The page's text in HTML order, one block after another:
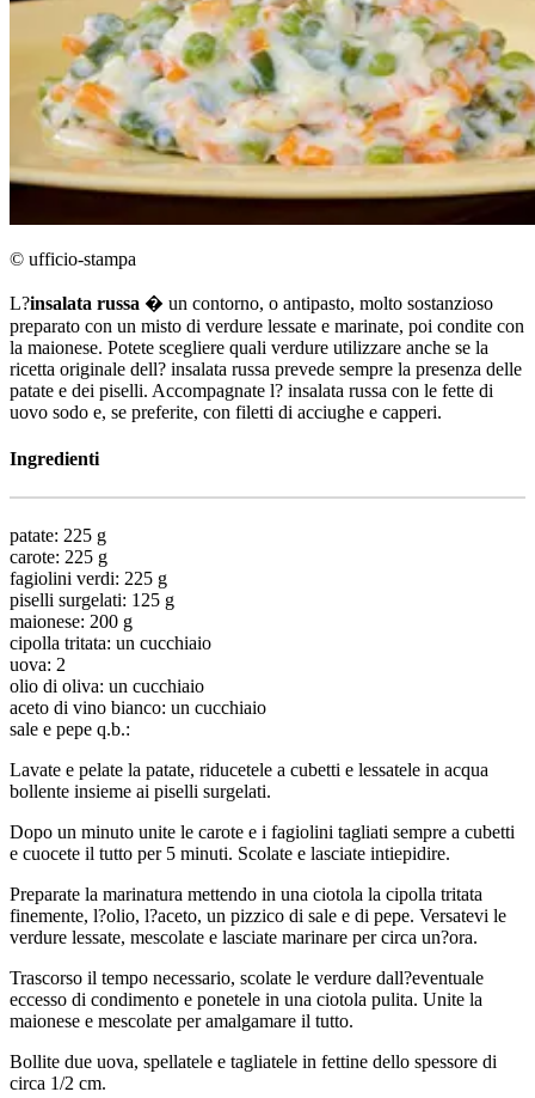
© ufficio-stampa
L?insalata russa � un contorno, o antipasto, molto sostanzioso
preparato con un misto di verdure lessate e marinate, poi condite con
la maionese. Potete scegliere quali verdure utilizzare anche se la
ricetta originale dell? insalata russa prevede sempre la presenza delle
patate e dei piselli. Accompagnate l? insalata russa con le fette di
uovo sodo e, se preferite, con filetti di acciughe e capperi.
Ingredienti
patate: 225 g
carote: 225 g
fagiolini verdi: 225 g
piselli surgelati: 125 g
maionese: 200 g
cipolla tritata: un cucchiaio
uova: 2
olio di oliva: un cucchiaio
aceto di vino bianco: un cucchiaio
sale e pepe q.b.:
Lavate e pelate la patate, riducetele a cubetti e lessatele in acqua
bollente insieme ai piselli surgelati.
Dopo un minuto unite le carote e i fagiolini tagliati sempre a cubetti
e cuocete il tutto per 5 minuti. Scolate e lasciate intiepidire.
Preparate la marinatura mettendo in una ciotola la cipolla tritata
finemente, l?olio, l?aceto, un pizzico di sale e di pepe. Versatevi le
verdure lessate, mescolate e lasciate marinare per circa un?ora.
Trascorso il tempo necessario, scolate le verdure dall?eventuale
eccesso di condimento e ponetele in una ciotola pulita. Unite la
maionese e mescolate per amalgamare il tutto.
Bollite due uova, spellatele e tagliatele in fettine dello spessore di
circa 1/2 cm.